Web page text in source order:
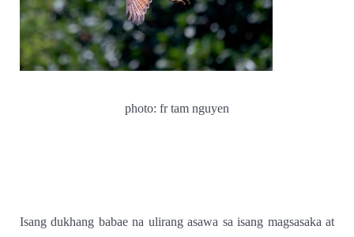
photo: fr tam nguyen
Isang dukhang babae na ulirang asawa sa isang magsasaka at